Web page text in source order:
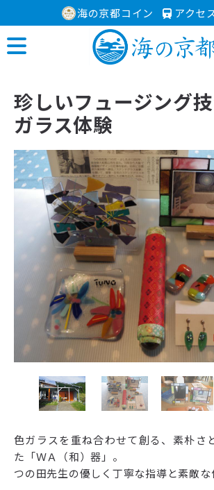
海の京都コイン アクセ
珍しいフュージング
ガラス体験
色ガラスを重ね合わせて創る、素朴さ
た「ＷＡ（和）器」。
つの田先生の優しく丁寧な指導と素敵な